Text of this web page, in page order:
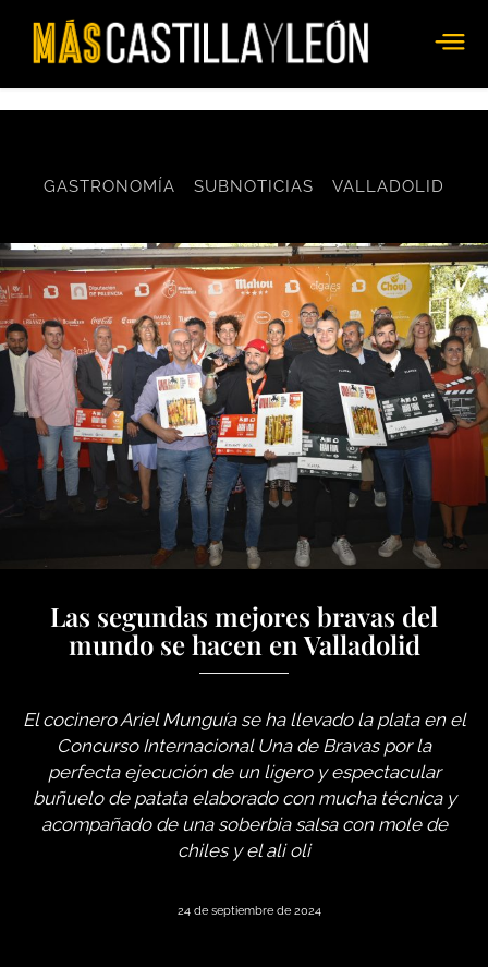
GASTRONOMÍA SUBNOTICIAS VALLADOLID
Las segundas mejores bravas del
mundo se hacen en Valladolid
El cocinero Ariel Munguía se ha llevado la plata en el
Concurso Internacional Una de Bravas por la
perfecta ejecución de un ligero y espectacular
buñuelo de patata elaborado con mucha técnica y
acompañado de una soberbia salsa con mole de
chiles y el ali oli
24 de septiembre de 2024